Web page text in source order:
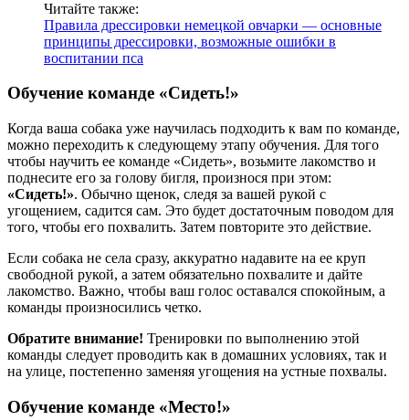
Читайте также:
Правила дрессировки немецкой овчарки — основные
принципы дрессировки, возможные ошибки в
воспитании пса
Обучение команде «Сидеть!»
Когда ваша собака уже научилась подходить к вам по команде,
можно переходить к следующему этапу обучения. Для того
чтобы научить ее команде «Сидеть», возьмите лакомство и
поднесите его за голову бигля, произнося при этом:
«Сидеть!». Обычно щенок, следя за вашей рукой с
угощением, садится сам. Это будет достаточным поводом для
того, чтобы его похвалить. Затем повторите это действие.
Если собака не села сразу, аккуратно надавите на ее круп
свободной рукой, а затем обязательно похвалите и дайте
лакомство. Важно, чтобы ваш голос оставался спокойным, а
команды произносились четко.
Обратите внимание! Тренировки по выполнению этой
команды следует проводить как в домашних условиях, так и
на улице, постепенно заменяя угощения на устные похвалы.
Обучение команде «Место!»